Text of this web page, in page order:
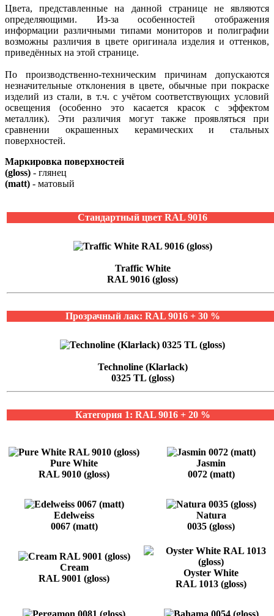
Цвета, представленные на данной странице не являются
определяющими. Из-за особенностей отображения
информации различными типами мониторов и полиграфии
возможны различия в цвете оригинала изделия и оттенков,
приведённых на этой странице.
По производственно-техническим причинам допускаются
незначительные отклонения в цвете, обычные при покраске
изделий из стали, в т.ч. с учётом соответствующих условий
освещения (особенно это касается красок с эффектом
металлик). Эти различия могут также проявляться при
сравнении окрашенных керамических и стальных
поверхностей.
Маркировка поверхностей
(gloss) - глянец
(matt) - матовый
Стандартный цвет RAL 9016
Traffic White
RAL 9016 (gloss)
Прозрачный лак: RAL 9016 + 30 %
Technoline (Klarlack)
0325 TL (gloss)
Категория 1: RAL 9016 + 20 %
Pure White
RAL 9010 (gloss)
Jasmin
0072 (matt)
Edelweiss
0067 (matt)
Natura
0035 (gloss)
Cream
RAL 9001 (gloss)
Oyster White
RAL 1013 (gloss)